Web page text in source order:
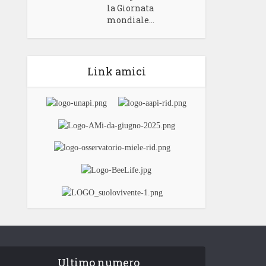
la Giornata
mondiale...
Link amici
Ultimo numero